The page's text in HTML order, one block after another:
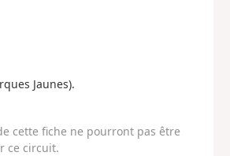
Jaunes).
cette fiche ne pourront pas être
ce circuit.